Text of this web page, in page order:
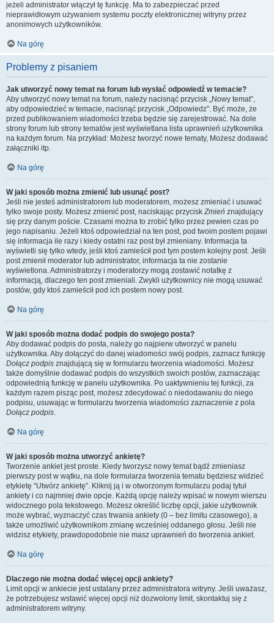
jeżeli administrator włączył tę funkcję. Ma to zabezpieczać przed
nieprawidłowym używaniem systemu poczty elektronicznej witryny przez
anonimowych użytkowników.
Na górę
Problemy z pisaniem
Jak utworzyć nowy temat na forum lub wysłać odpowiedź w temacie?
Aby utworzyć nowy temat na forum, należy nacisnąć przycisk „Nowy temat”,
aby odpowiedzieć w temacie, nacisnąć przycisk „Odpowiedz”. Być może, że
przed publikowaniem wiadomości trzeba będzie się zarejestrować. Na dole
strony forum lub strony tematów jest wyświetlana lista uprawnień użytkownika
na każdym forum. Na przykład: Możesz tworzyć nowe tematy, Możesz dodawać
załączniki itp.
Na górę
W jaki sposób można zmienić lub usunąć post?
Jeśli nie jesteś administratorem lub moderatorem, możesz zmieniać i usuwać
tylko swoje posty. Możesz zmienić post, naciskając przyciskZmień znajdujący
się przy danym poście. Czasami można to zrobić tylko przez pewien czas po
jego napisaniu. Jeżeli ktoś odpowiedział na ten post, pod twoim postem pojawi
się informacja ile razy i kiedy ostatni raz post był zmieniany. Informacja ta
wyświetli się tylko wtedy, jeśli ktoś zamieścił pod tym postem kolejny post. Jeśli
post zmienił moderator lub administrator, informacja ta nie zostanie
wyświetlona. Administratorzy i moderatorzy mogą zostawić notatkę z
informacją, dlaczego ten post zmieniali. Zwykli użytkownicy nie mogą usuwać
postów, gdy ktoś zamieścił pod ich postem nowy post.
Na górę
W jaki sposób można dodać podpis do swojego posta?
Aby dodawać podpis do posta, należy go najpierw utworzyć w panelu
użytkownika. Aby dołączyć do danej wiadomości swój podpis, zaznacz funkcję
Dołącz podpis znajdującą się w formularzu tworzenia wiadomości. Możesz
także domyślnie dodawać podpis do wszystkich swoich postów, zaznaczając
odpowiednią funkcję w panelu użytkownika. Po uaktywnieniu tej funkcji, za
każdym razem pisząc post, możesz zdecydować o niedodawaniu do niego
podpisu, usuwając w formularzu tworzenia wiadomości zaznaczenie z pola
Dołącz podpis.
Na górę
W jaki sposób można utworzyć ankietę?
Tworzenie ankiet jest proste. Kiedy tworzysz nowy temat bądź zmieniasz
pierwszy post w wątku, na dole formularza tworzenia tematu będziesz widzieć
etykietę “Utwórz ankietę”. Kliknij ją i w otworzonym formularzu podaj tytuł
ankiety i co najmniej dwie opcje. Każdą opcję należy wpisać w nowym wierszu
widocznego pola tekstowego. Możesz określić liczbę opcji, jakie użytkownik
może wybrać, wyznaczyć czas trwania ankiety (0 – bez limitu czasowego), a
także umożliwić użytkownikom zmianę wcześniej oddanego głosu. Jeśli nie
widzisz etykiety, prawdopodobnie nie masz uprawnień do tworzenia ankiet.
Na górę
Dlaczego nie można dodać więcej opcji ankiety?
Limit opcji w ankiecie jest ustalany przez administratora witryny. Jeśli uważasz,
że potrzebujesz wstawić więcej opcji niż dozwolony limit, skontaktuj się z
administratorem witryny.